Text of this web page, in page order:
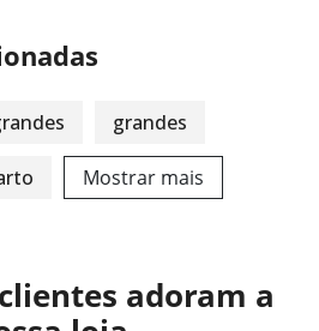
grandes
Mostrar mais
adoram a